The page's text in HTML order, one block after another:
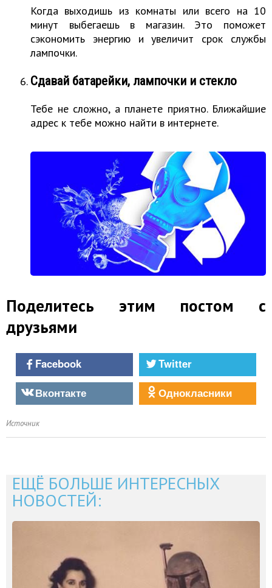
Когда выходишь из комнаты или всего на 10
минут выбегаешь в магазин. Это поможет
сэкономить энергию и увеличит срок службы
лампочки.
Сдавай батарейки, лампочки и стекло
Тебе не сложно, а планете приятно. Ближайшие
адрес к тебе можно найти в интернете.
Поделитесь этим постом с
друзьями
Facebook
Twitter
Вконтакте
Однокласники
Источник
ЕЩЁ БОЛЬШЕ ИНТЕРЕСНЫХ
НОВОСТЕЙ: